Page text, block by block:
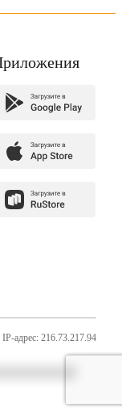
адрес: 216.73.217.94